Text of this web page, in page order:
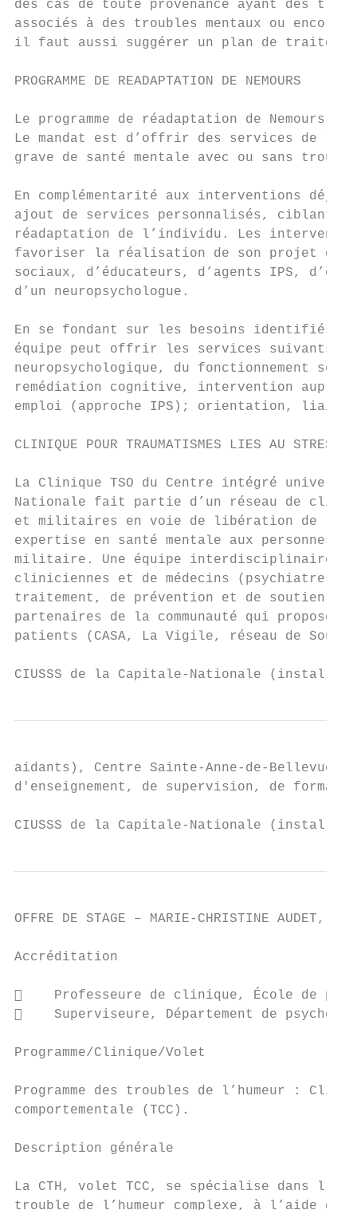
des cas de toute provenance ayant des
associés à des troubles mentaux ou encore
il faut aussi suggérer un plan de
PROGRAMME DE READAPTATION DE NEMOURS
Le programme de réadaptation de Nemours
Le mandat est d’offrir des services de
grave de santé mentale avec ou sans
En complémentarité aux interventions
ajout de services personnalisés, ciblant le
réadaptation de l’individu. Les
favoriser la réalisation de son projet de
sociaux, d’éducateurs, d’agents IPS,
d’un neuropsychologue.
En se fondant sur les besoins identifiés
équipe peut offrir les services suivants,
neuropsychologique, du fonctionnement
remédiation cognitive, intervention
emploi (approche IPS); orientation,
CLINIQUE POUR TRAUMATISMES LIES AU STRESS
La Clinique TSO du Centre intégré
Nationale fait partie d’un réseau de
et militaires en voie de libération de
expertise en santé mentale aux
militaire. Une équipe interdisciplinaire
cliniciennes et de médecins (psychiatres
traitement, de prévention et de soutien
partenaires de la communauté qui
patients (CASA, La Vigile, réseau de
CIUSSS de la Capitale-Nationale
aidants), Centre Sainte-Anne-de-
d'enseignement, de supervision, de
CIUSSS de la Capitale-Nationale
OFFRE DE STAGE – MARIE-CHRISTINE AUDET,
Accréditation
    Professeure de clinique, École de
    Superviseure, Département de
Programme/Clinique/Volet
Programme des troubles de l’humeur :
comportementale (TCC).
Description générale
La CTH, volet TCC, se spécialise dans
trouble de l’humeur complexe, à l’aide